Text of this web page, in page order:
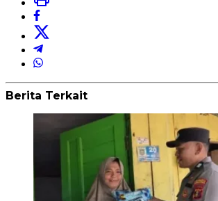
Berita Terkait